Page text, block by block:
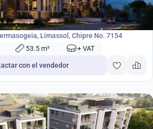
Limassol, Chipre No. 7154
53.5 m² + VAT
con el vendedor